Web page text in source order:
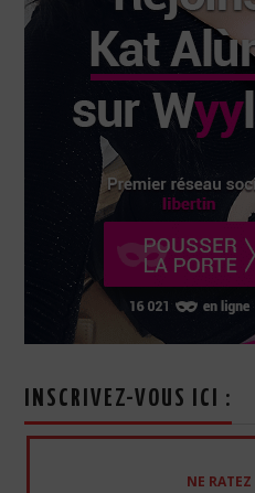
INSCRIVEZ-VOUS ICI :
NE RATEZ